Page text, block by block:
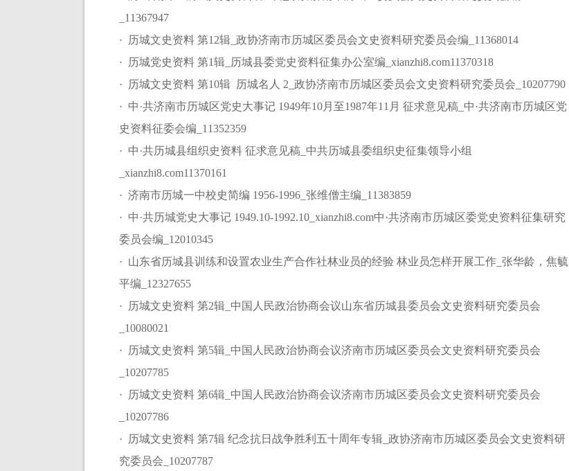
_11367947
· 历城文史资料 第12辑_政协济南市历城区委员会文史资料研究委员会编_11368014
· 历城党史资料 第1辑_历城县委党史资料征集办公室编_xianzhi8.com11370318
· 历城文史资料 第10辑 历城名人 2_政协济南市历城区委员会文史资料研究委员会_10207790
· 中·共济南市历城区党史大事记 1949年10月至1987年11月 征求意见稿_中·共济南市历城区党
史资料征委会编_11352359
· 中·共历城县组织史资料 征求意见稿_中共历城县委组织史征集领导小组
_xianzhi8.com11370161
· 济南市历城一中校史简编 1956-1996_张维僧主编_11383859
· 中·共历城党史大事记 1949.10-1992.10_xianzhi8.com中·共济南市历城区委党史资料征集研究
委员会编_12010345
· 山东省历城县训练和设置农业生产合作社林业员的经验 林业员怎样开展工作_张华龄，焦毓
平编_12327655
· 历城文史资料 第2辑_中国人民政治协商会议山东省历城县委员会文史资料研究委员会
_10080021
· 历城文史资料 第5辑_中国人民政治协商会议济南市历城区委员会文史资料研究委员会
_10207785
· 历城文史资料 第6辑_中国人民政治协商会议济南市历城区委员会文史资料研究委员会
_10207786
· 历城文史资料 第7辑 纪念抗日战争胜利五十周年专辑_政协济南市历城区委员会文史资料研
究委员会_10207787